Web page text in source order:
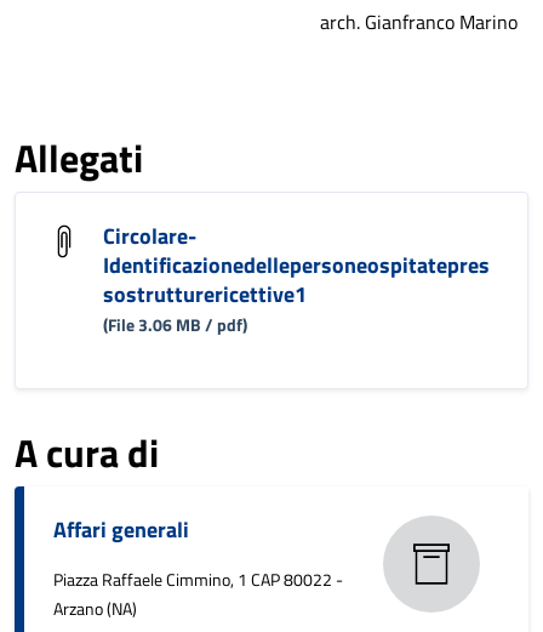
arch. Gianfranco Marino
Allegati
Circolare-
Identificazionedellepersoneospitatepres
sostrutturericettive1
(File 3.06 MB / pdf)
A cura di
Affari generali
Piazza Raffaele Cimmino, 1 CAP 80022 -
Arzano (NA)